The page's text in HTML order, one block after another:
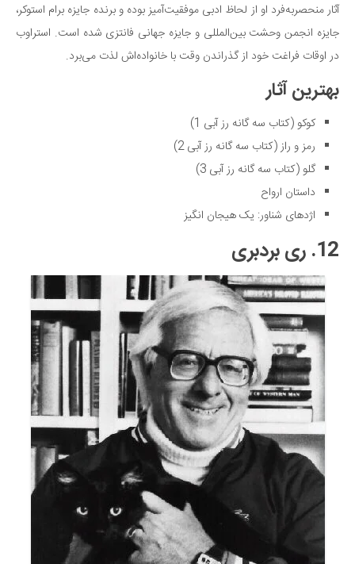
آثار منحصربه‌فرد او از لحاظ ادبی موفقیت‌آمیز بوده و برنده جایزه برام استوکر،
جایزه انجمن وحشت بین‌المللی و جایزه جهانی فانتزی شده است. استراوب
در اوقات فراغت خود از گذراندن وقت با خانواده‌اش لذت می‌برد.
بهترین آثار
کوکو (کتاب سه گانه رز آبی 1)
رمز و راز (کتاب سه گانه رز آبی 2)
گلو (کتاب سه گانه رز آبی 3)
داستان ارواح
اژدهای شناور: یک هیجان انگیز
12. ری بردبری